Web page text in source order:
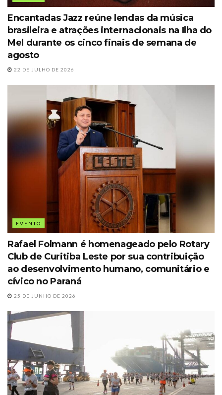
Encantadas Jazz reúne lendas da música
brasileira e atrações internacionais na Ilha do
Mel durante os cinco finais de semana de
agosto
22 DE JULHO DE 2026
EVENTO
Rafael Folmann é homenageado pelo Rotary
Club de Curitiba Leste por sua contribuição
ao desenvolvimento humano, comunitário e
cívico no Paraná
25 DE JUNHO DE 2026